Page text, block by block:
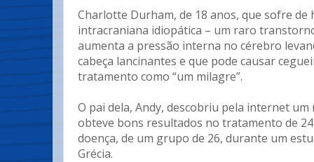
Charlotte Durham, de 18 anos, que sofre de
intracraniana idiopática – um raro
aumenta a pressão interna no cérebro
cabeça lancinantes e que pode causar
tratamento como “um milagre”.
O pai dela, Andy, descobriu pela internet um
obteve bons resultados no tratamento de
doença, de um grupo de 26, durante um
Grécia.